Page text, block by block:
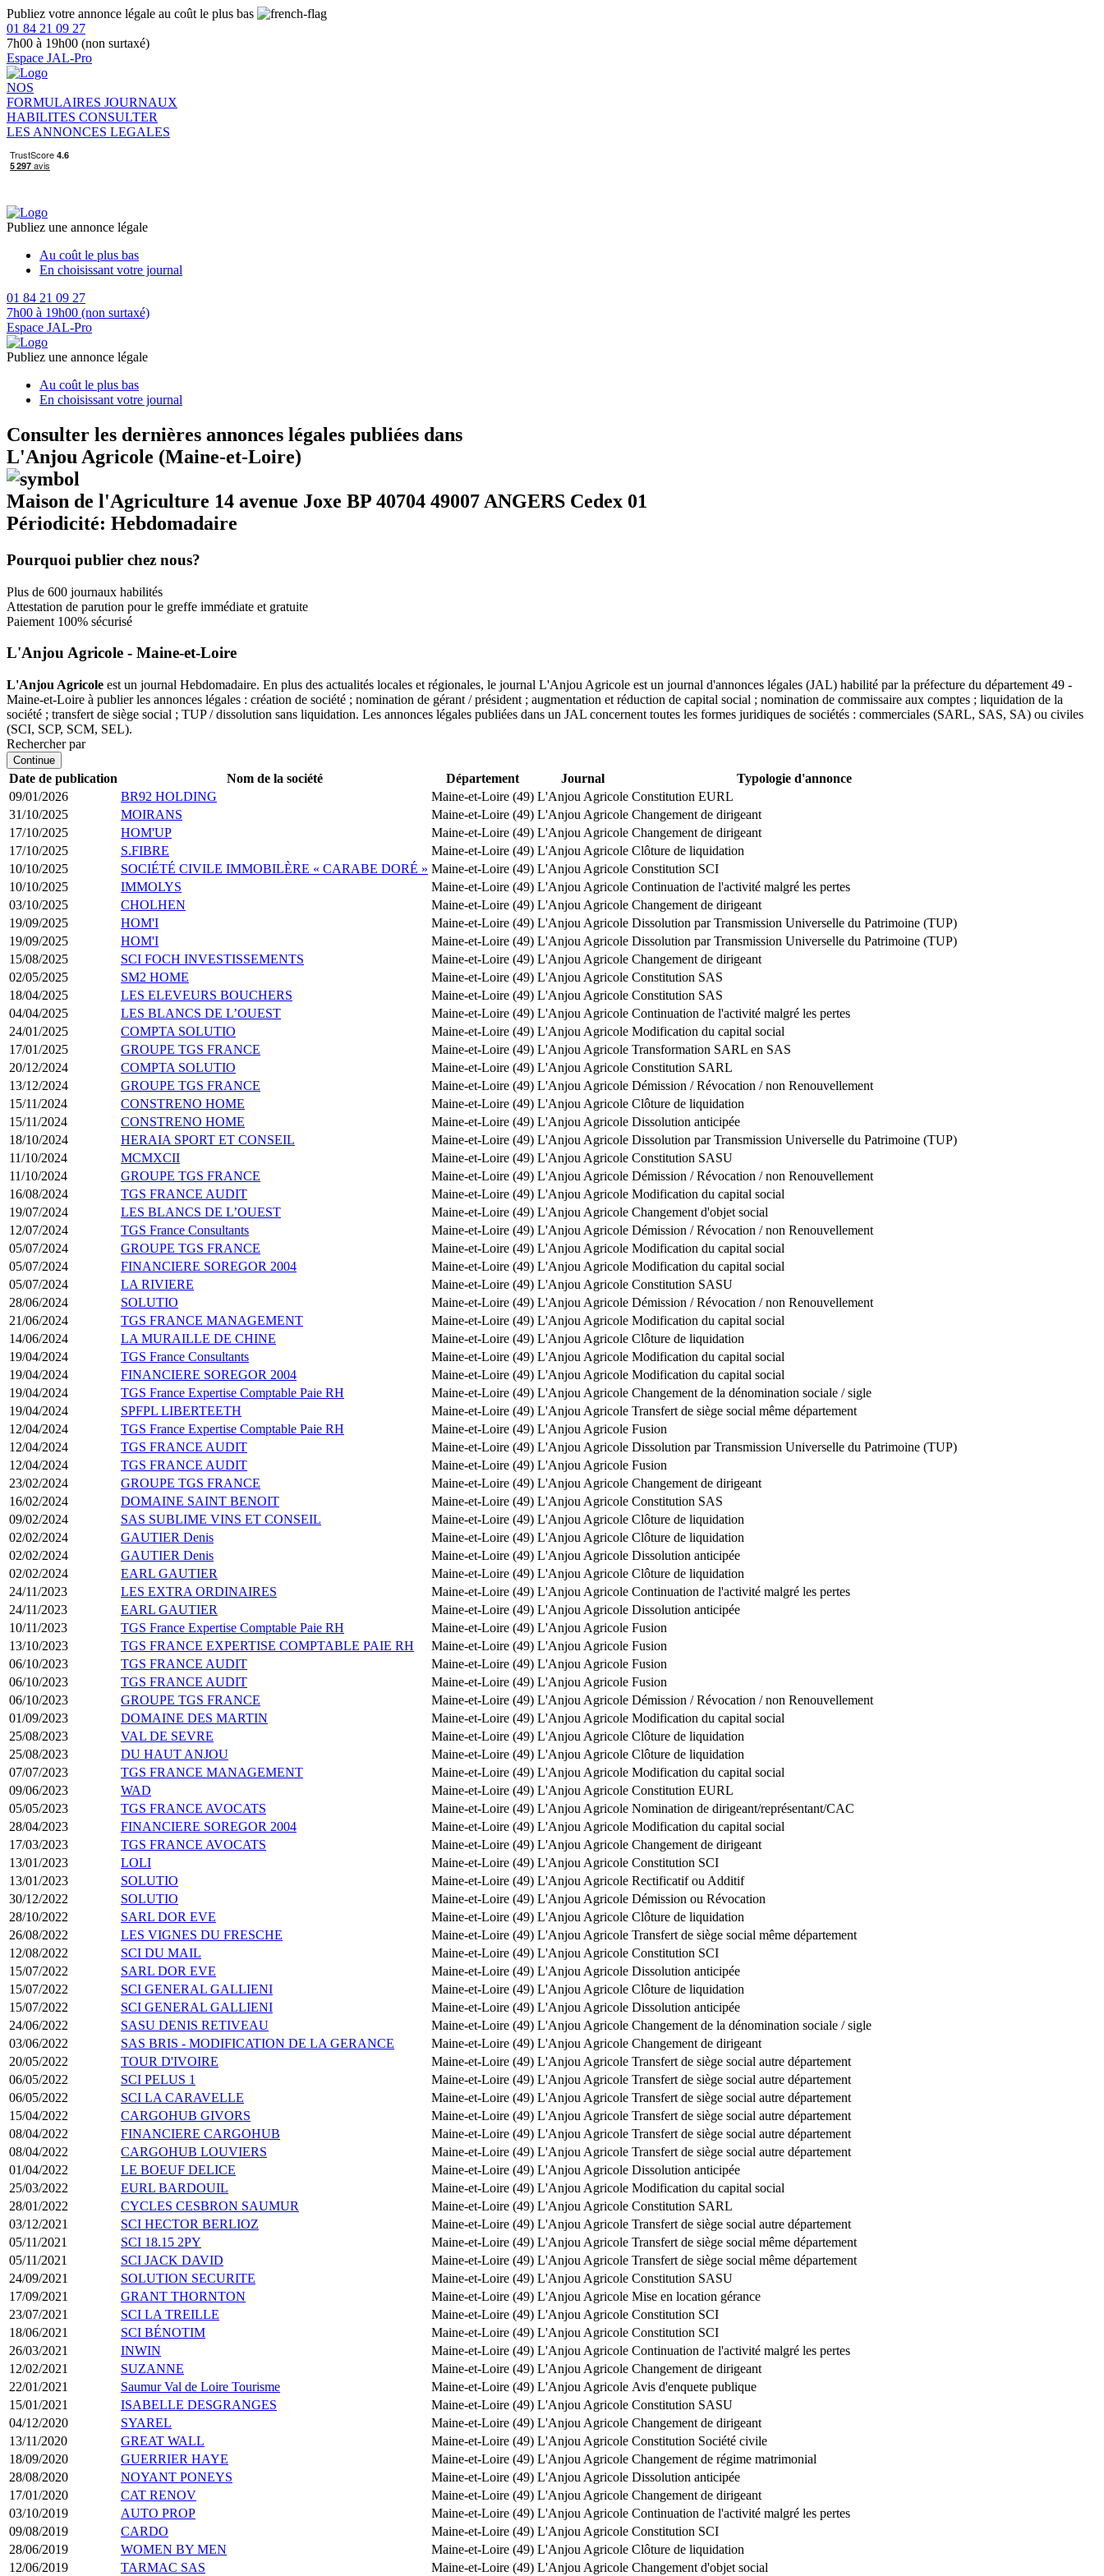
Publiez votre annonce légale au coût le plus bas
01 84 21 09 27
7h00 à 19h00 (non surtaxé)
Espace JAL-Pro
NOS
FORMULAIRES JOURNAUX
HABILITES CONSULTER
LES ANNONCES LEGALES
Publiez une annonce légale
Au coût le plus bas
En choisissant votre journal
01 84 21 09 27
7h00 à 19h00 (non surtaxé)
Espace JAL-Pro
Publiez une annonce légale
Au coût le plus bas
En choisissant votre journal
Consulter les dernières annonces légales publiées dans
L'Anjou Agricole (Maine-et-Loire)
Maison de l'Agriculture 14 avenue Joxe BP 40704 49007 ANGERS Cedex 01
Périodicité: Hebdomadaire
Pourquoi publier chez nous?
Plus de 600 journaux habilités
Attestation de parution pour le greffe immédiate et gratuite
Paiement 100% sécurisé
L'Anjou Agricole - Maine-et-Loire
L'Anjou Agricole est un journal Hebdomadaire. En plus des actualités locales et régionales, le journal L'Anjou Agricole est un journal d'annonces légales (JAL) habilité par la préfecture du département 49 -
Maine-et-Loire à publier les annonces légales : création de société ; nomination de gérant / président ; augmentation et réduction de capital social ; nomination de commissaire aux comptes ; liquidation de la
société ; transfert de siège social ; TUP / dissolution sans liquidation. Les annonces légales publiées dans un JAL concernent toutes les formes juridiques de sociétés : commerciales (SARL, SAS, SA) ou civiles
(SCI, SCP, SCM, SEL).
Rechercher par
Continue
Date de publication Nom de la société Département Journal
Typologie d'annonce
09/01/2026
BR92 HOLDING Maine-et-Loire (49) L'Anjou Agricole Constitution EURL
31/10/2025
MOIRANS Maine-et-Loire (49) L'Anjou Agricole Changement de dirigeant
17/10/2025
HOM'UP Maine-et-Loire (49) L'Anjou Agricole Changement de dirigeant
17/10/2025
S.FIBRE Maine-et-Loire (49) L'Anjou Agricole Clôture de liquidation
10/10/2025
SOCIÉTÉ CIVILE IMMOBILÈRE « CARABE DORÉ » Maine-et-Loire (49) L'Anjou Agricole Constitution SCI
10/10/2025
IMMOLYS Maine-et-Loire (49) L'Anjou Agricole Continuation de l'activité malgré les pertes
03/10/2025
CHOLHEN Maine-et-Loire (49) L'Anjou Agricole Changement de dirigeant
19/09/2025
HOM'I Maine-et-Loire (49) L'Anjou Agricole Dissolution par Transmission Universelle du Patrimoine (TUP)
19/09/2025
HOM'I Maine-et-Loire (49) L'Anjou Agricole Dissolution par Transmission Universelle du Patrimoine (TUP)
15/08/2025
SCI FOCH INVESTISSEMENTS Maine-et-Loire (49) L'Anjou Agricole Changement de dirigeant
02/05/2025
SM2 HOME Maine-et-Loire (49) L'Anjou Agricole Constitution SAS
18/04/2025
LES ELEVEURS BOUCHERS Maine-et-Loire (49) L'Anjou Agricole Constitution SAS
04/04/2025
LES BLANCS DE L’OUEST Maine-et-Loire (49) L'Anjou Agricole Continuation de l'activité malgré les pertes
24/01/2025
COMPTA SOLUTIO Maine-et-Loire (49) L'Anjou Agricole Modification du capital social
17/01/2025
GROUPE TGS FRANCE Maine-et-Loire (49) L'Anjou Agricole Transformation SARL en SAS
20/12/2024
COMPTA SOLUTIO Maine-et-Loire (49) L'Anjou Agricole Constitution SARL
13/12/2024
GROUPE TGS FRANCE Maine-et-Loire (49) L'Anjou Agricole Démission / Révocation / non Renouvellement
15/11/2024
CONSTRENO HOME Maine-et-Loire (49) L'Anjou Agricole Clôture de liquidation
15/11/2024
CONSTRENO HOME Maine-et-Loire (49) L'Anjou Agricole Dissolution anticipée
18/10/2024
HERAIA SPORT ET CONSEIL Maine-et-Loire (49) L'Anjou Agricole Dissolution par Transmission Universelle du Patrimoine (TUP)
11/10/2024
MCMXCII Maine-et-Loire (49) L'Anjou Agricole Constitution SASU
11/10/2024
GROUPE TGS FRANCE Maine-et-Loire (49) L'Anjou Agricole Démission / Révocation / non Renouvellement
16/08/2024
TGS FRANCE AUDIT Maine-et-Loire (49) L'Anjou Agricole Modification du capital social
19/07/2024
LES BLANCS DE L’OUEST Maine-et-Loire (49) L'Anjou Agricole Changement d'objet social
12/07/2024
TGS France Consultants Maine-et-Loire (49) L'Anjou Agricole Démission / Révocation / non Renouvellement
05/07/2024
GROUPE TGS FRANCE Maine-et-Loire (49) L'Anjou Agricole Modification du capital social
05/07/2024
FINANCIERE SOREGOR 2004 Maine-et-Loire (49) L'Anjou Agricole Modification du capital social
05/07/2024
LA RIVIERE Maine-et-Loire (49) L'Anjou Agricole Constitution SASU
28/06/2024
SOLUTIO Maine-et-Loire (49) L'Anjou Agricole Démission / Révocation / non Renouvellement
21/06/2024
TGS FRANCE MANAGEMENT Maine-et-Loire (49) L'Anjou Agricole Modification du capital social
14/06/2024
LA MURAILLE DE CHINE Maine-et-Loire (49) L'Anjou Agricole Clôture de liquidation
19/04/2024
TGS France Consultants Maine-et-Loire (49) L'Anjou Agricole Modification du capital social
19/04/2024
FINANCIERE SOREGOR 2004 Maine-et-Loire (49) L'Anjou Agricole Modification du capital social
19/04/2024
TGS France Expertise Comptable Paie RH Maine-et-Loire (49) L'Anjou Agricole Changement de la dénomination sociale / sigle
19/04/2024
SPFPL LIBERTEETH Maine-et-Loire (49) L'Anjou Agricole Transfert de siège social même département
12/04/2024
TGS France Expertise Comptable Paie RH Maine-et-Loire (49) L'Anjou Agricole Fusion
12/04/2024
TGS FRANCE AUDIT Maine-et-Loire (49) L'Anjou Agricole Dissolution par Transmission Universelle du Patrimoine (TUP)
12/04/2024
TGS FRANCE AUDIT Maine-et-Loire (49) L'Anjou Agricole Fusion
23/02/2024
GROUPE TGS FRANCE Maine-et-Loire (49) L'Anjou Agricole Changement de dirigeant
16/02/2024
DOMAINE SAINT BENOIT Maine-et-Loire (49) L'Anjou Agricole Constitution SAS
09/02/2024
SAS SUBLIME VINS ET CONSEIL Maine-et-Loire (49) L'Anjou Agricole Clôture de liquidation
02/02/2024
GAUTIER Denis Maine-et-Loire (49) L'Anjou Agricole Clôture de liquidation
02/02/2024
GAUTIER Denis Maine-et-Loire (49) L'Anjou Agricole Dissolution anticipée
02/02/2024
EARL GAUTIER Maine-et-Loire (49) L'Anjou Agricole Clôture de liquidation
24/11/2023
LES EXTRA ORDINAIRES Maine-et-Loire (49) L'Anjou Agricole Continuation de l'activité malgré les pertes
24/11/2023
EARL GAUTIER Maine-et-Loire (49) L'Anjou Agricole Dissolution anticipée
10/11/2023
TGS France Expertise Comptable Paie RH Maine-et-Loire (49) L'Anjou Agricole Fusion
13/10/2023
TGS FRANCE EXPERTISE COMPTABLE PAIE RH Maine-et-Loire (49) L'Anjou Agricole Fusion
06/10/2023
TGS FRANCE AUDIT Maine-et-Loire (49) L'Anjou Agricole Fusion
06/10/2023
TGS FRANCE AUDIT Maine-et-Loire (49) L'Anjou Agricole Fusion
06/10/2023
GROUPE TGS FRANCE Maine-et-Loire (49) L'Anjou Agricole Démission / Révocation / non Renouvellement
01/09/2023
DOMAINE DES MARTIN Maine-et-Loire (49) L'Anjou Agricole Modification du capital social
25/08/2023
VAL DE SEVRE Maine-et-Loire (49) L'Anjou Agricole Clôture de liquidation
25/08/2023
DU HAUT ANJOU Maine-et-Loire (49) L'Anjou Agricole Clôture de liquidation
07/07/2023
TGS FRANCE MANAGEMENT Maine-et-Loire (49) L'Anjou Agricole Modification du capital social
09/06/2023
WAD Maine-et-Loire (49) L'Anjou Agricole Constitution EURL
05/05/2023
TGS FRANCE AVOCATS Maine-et-Loire (49) L'Anjou Agricole Nomination de dirigeant/représentant/CAC
28/04/2023
FINANCIERE SOREGOR 2004 Maine-et-Loire (49) L'Anjou Agricole Modification du capital social
17/03/2023
TGS FRANCE AVOCATS Maine-et-Loire (49) L'Anjou Agricole Changement de dirigeant
13/01/2023
LOLI Maine-et-Loire (49) L'Anjou Agricole Constitution SCI
13/01/2023
SOLUTIO Maine-et-Loire (49) L'Anjou Agricole Rectificatif ou Additif
30/12/2022
SOLUTIO Maine-et-Loire (49) L'Anjou Agricole Démission ou Révocation
28/10/2022
SARL DOR EVE Maine-et-Loire (49) L'Anjou Agricole Clôture de liquidation
26/08/2022
LES VIGNES DU FRESCHE Maine-et-Loire (49) L'Anjou Agricole Transfert de siège social même département
12/08/2022
SCI DU MAIL Maine-et-Loire (49) L'Anjou Agricole Constitution SCI
15/07/2022
SARL DOR EVE Maine-et-Loire (49) L'Anjou Agricole Dissolution anticipée
15/07/2022
SCI GENERAL GALLIENI Maine-et-Loire (49) L'Anjou Agricole Clôture de liquidation
15/07/2022
SCI GENERAL GALLIENI Maine-et-Loire (49) L'Anjou Agricole Dissolution anticipée
24/06/2022
SASU DENIS RETIVEAU Maine-et-Loire (49) L'Anjou Agricole Changement de la dénomination sociale / sigle
03/06/2022
SAS BRIS - MODIFICATION DE LA GERANCE Maine-et-Loire (49) L'Anjou Agricole Changement de dirigeant
20/05/2022
TOUR D'IVOIRE Maine-et-Loire (49) L'Anjou Agricole Transfert de siège social autre département
06/05/2022
SCI PELUS 1 Maine-et-Loire (49) L'Anjou Agricole Transfert de siège social autre département
06/05/2022
SCI LA CARAVELLE Maine-et-Loire (49) L'Anjou Agricole Transfert de siège social autre département
15/04/2022
CARGOHUB GIVORS Maine-et-Loire (49) L'Anjou Agricole Transfert de siège social autre département
08/04/2022
FINANCIERE CARGOHUB Maine-et-Loire (49) L'Anjou Agricole Transfert de siège social autre département
08/04/2022
CARGOHUB LOUVIERS Maine-et-Loire (49) L'Anjou Agricole Transfert de siège social autre département
01/04/2022
LE BOEUF DELICE Maine-et-Loire (49) L'Anjou Agricole Dissolution anticipée
25/03/2022
EURL BARDOUIL Maine-et-Loire (49) L'Anjou Agricole Modification du capital social
28/01/2022
CYCLES CESBRON SAUMUR Maine-et-Loire (49) L'Anjou Agricole Constitution SARL
03/12/2021
SCI HECTOR BERLIOZ Maine-et-Loire (49) L'Anjou Agricole Transfert de siège social autre département
05/11/2021
SCI 18.15 2PY Maine-et-Loire (49) L'Anjou Agricole Transfert de siège social même département
05/11/2021
SCI JACK DAVID Maine-et-Loire (49) L'Anjou Agricole Transfert de siège social même département
24/09/2021
SOLUTION SECURITE Maine-et-Loire (49) L'Anjou Agricole Constitution SASU
17/09/2021
GRANT THORNTON Maine-et-Loire (49) L'Anjou Agricole Mise en location gérance
23/07/2021
SCI LA TREILLE Maine-et-Loire (49) L'Anjou Agricole Constitution SCI
18/06/2021
SCI BÉNOTIM Maine-et-Loire (49) L'Anjou Agricole Constitution SCI
26/03/2021
INWIN Maine-et-Loire (49) L'Anjou Agricole Continuation de l'activité malgré les pertes
12/02/2021
SUZANNE Maine-et-Loire (49) L'Anjou Agricole Changement de dirigeant
22/01/2021
Saumur Val de Loire Tourisme Maine-et-Loire (49) L'Anjou Agricole Avis d'enquete publique
15/01/2021
ISABELLE DESGRANGES Maine-et-Loire (49) L'Anjou Agricole Constitution SASU
04/12/2020
SYAREL Maine-et-Loire (49) L'Anjou Agricole Changement de dirigeant
13/11/2020
GREAT WALL Maine-et-Loire (49) L'Anjou Agricole Constitution Société civile
18/09/2020
GUERRIER HAYE Maine-et-Loire (49) L'Anjou Agricole Changement de régime matrimonial
28/08/2020
NOYANT PONEYS Maine-et-Loire (49) L'Anjou Agricole Dissolution anticipée
17/01/2020
CAT RENOV Maine-et-Loire (49) L'Anjou Agricole Changement de dirigeant
03/10/2019
AUTO PROP Maine-et-Loire (49) L'Anjou Agricole Continuation de l'activité malgré les pertes
09/08/2019
CARDO Maine-et-Loire (49) L'Anjou Agricole Constitution SCI
28/06/2019
WOMEN BY MEN Maine-et-Loire (49) L'Anjou Agricole Clôture de liquidation
12/06/2019
TARMAC SAS Maine-et-Loire (49) L'Anjou Agricole Changement d'objet social